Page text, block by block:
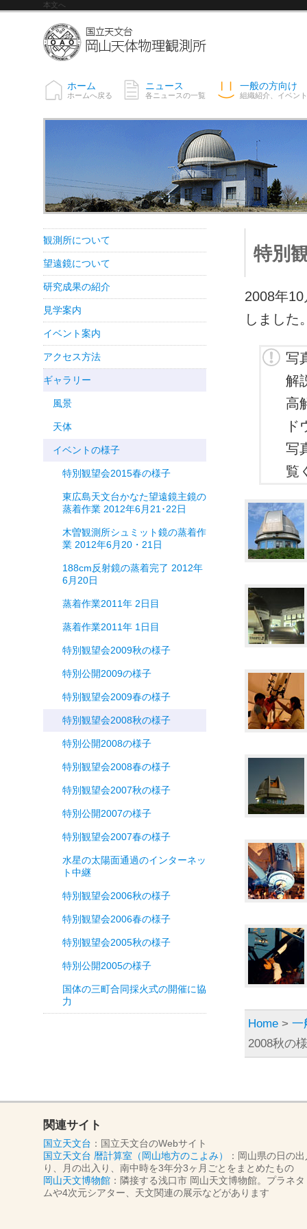
本文へ
ホーム
ホームへ戻る
ニュース
各ニュースの一覧
一般の方向け
組織紹介、イベン
特別
2008年
しました
写
解
高
ド
写
覧
Home > 一
2008秋の
観測所について
望遠鏡について
研究成果の紹介
見学案内
イベント案内
アクセス方法
ギャラリー
風景
天体
イベントの様子
特別観望会2015春の様子
東広島天文台かなた望遠鏡主鏡の
蒸着作業 2012年6月21･22日
木曽観測所シュミット鏡の蒸着作
業 2012年6月20・21日
188cm反射鏡の蒸着完了 2012年
6月20日
蒸着作業2011年 2日目
蒸着作業2011年 1日目
特別観望会2009秋の様子
特別公開2009の様子
特別観望会2009春の様子
特別観望会2008秋の様子
特別公開2008の様子
特別観望会2008春の様子
特別観望会2007秋の様子
特別公開2007の様子
特別観望会2007春の様子
水星の太陽面通過のインターネッ
ト中継
特別観望会2006秋の様子
特別観望会2006春の様子
特別観望会2005秋の様子
特別公開2005の様子
国体の三町合同採火式の開催に協
力
関連サイト
国立天文台 ：国立天文台のWebサイト
国立天文台 暦計算室（岡山地方のこよみ）
：岡山県の日の
り、月の出入り、南中時を3年分3ヶ月ごとをまとめたもの
岡山天文博物館 ：隣接する浅口市 岡山天文博物館。プラネタ
ムや4次元シアター、天文関連の展示などがあります